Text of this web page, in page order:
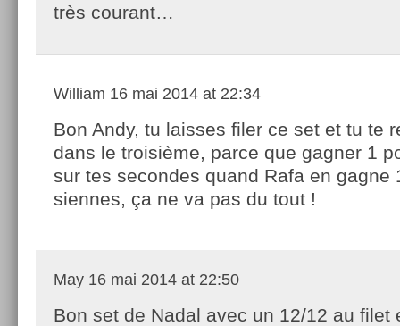
très courant…
William 16 mai 2014 at 22:34
Bon Andy, tu laisses filer ce set et tu te
dans le troisième, parce que gagner 1
sur tes secondes quand Rafa en gagne
siennes, ça ne va pas du tout !
May 16 mai 2014 at 22:50
Bon set de Nadal avec un 12/12 au filet